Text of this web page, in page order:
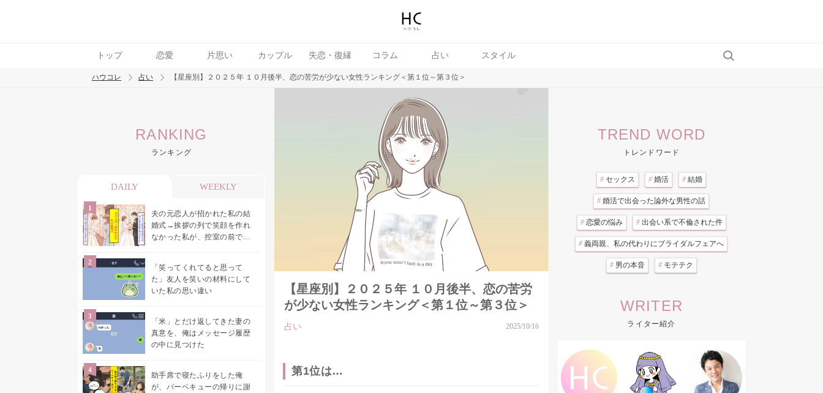
トップ 恋愛 片思い カップル 失恋・復縁 コラム 占い スタイル
トレンド ワード
ハウコレ 占い 【星座別】２０２５年 １０月後半、恋の苦労が少ない女性ランキング＜第１位～第３位＞
RANKING
ランキング
DAILY WEEKLY
夫の元恋人が招かれた私の結
婚式→挨拶の列で笑顔を作れ
なかった私が、控室の前で彼
「笑ってくれてると思って
た」友人を笑いの材料にして
いた私の思い違い
「米」とだけ返してきた妻の
真意を、俺はメッセージ履歴
の中に見つけた
助手席で寝たふりをした俺
が、バーベキューの帰りに謝
【星座別】２０２５年 １０月後半、恋の苦労
が少ない女性ランキング＜第１位～第３位＞
占い 2025/10/16
第1位は…
TREND WORD
トレンドワード
# セックス # 婚活 # 結婚
# 婚活で出会った論外な男性の話
# 恋愛の悩み # 出会い系で不倫された件
# 義両親、私の代わりにブライダルフェアへ
# 男の本音 # モテテク
WRITER
ライター紹介